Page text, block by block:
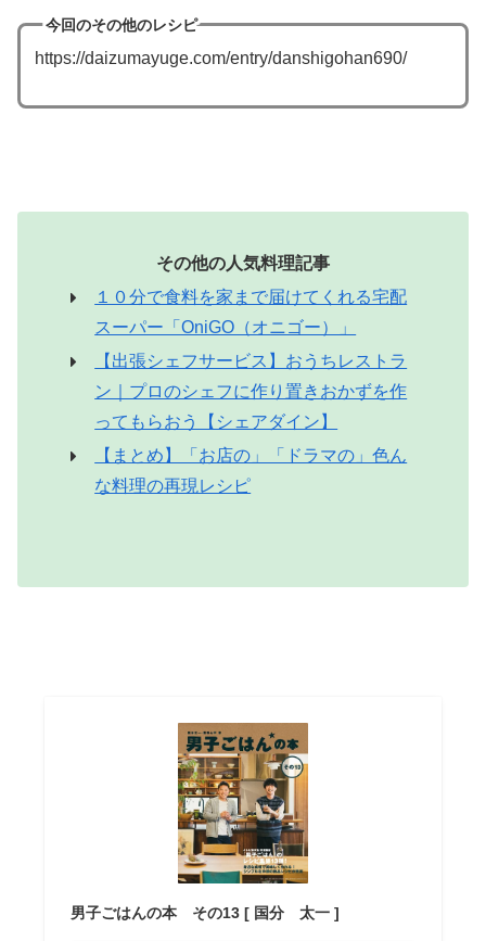
今回のその他のレシピ
https://daizumayuge.com/entry/danshigohan690/
その他の人気料理記事
１０分で食料を家まで届けてくれる宅配
スーパー「OniGO（オニゴー）」
【出張シェフサービス】おうちレストラ
ン｜プロのシェフに作り置きおかずを作
ってもらおう【シェアダイン】
【まとめ】「お店の」「ドラマの」色ん
な料理の再現レシピ
男子ごはんの本 その13 [ 国分 太一 ]